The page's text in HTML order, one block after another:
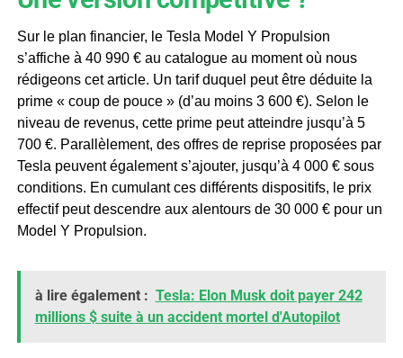
Sur le plan financier, le Tesla Model Y Propulsion
s’affiche à 40 990 € au catalogue au moment où nous
rédigeons cet article. Un tarif duquel peut être déduite la
prime « coup de pouce » (d’au moins 3 600 €). Selon le
niveau de revenus, cette prime peut atteindre jusqu’à 5
700 €. Parallèlement, des offres de reprise proposées par
Tesla peuvent également s’ajouter, jusqu’à 4 000 € sous
conditions. En cumulant ces différents dispositifs, le prix
effectif peut descendre aux alentours de 30 000 € pour un
Model Y Propulsion.
à lire également : Tesla: Elon Musk doit payer 242
millions $ suite à un accident mortel d'Autopilot